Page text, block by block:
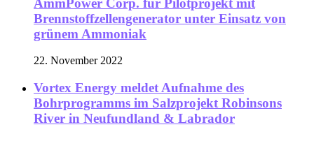
Brennstoffzellengenerator unter Einsatz von
grünem Ammoniak
22. November 2022
Vortex Energy meldet Aufnahme des
Bohrprogramms im Salzprojekt Robinsons
River in Neufundland & Labrador